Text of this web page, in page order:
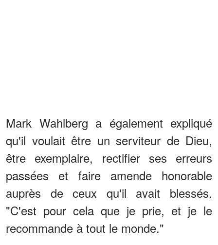
Mark Wahlberg a également expliqué
qu'il voulait être un serviteur de Dieu,
être exemplaire, rectifier ses erreurs
passées et faire amende honorable
auprès de ceux qu'il avait blessés.
"C'est pour cela que je prie, et je le
recommande à tout le monde."